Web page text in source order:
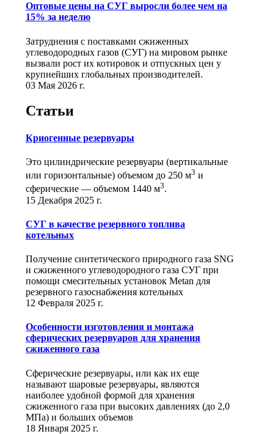
Оптовые цены на СУГ выросли более чем на
15% за неделю
Затруднения с поставками сжиженных
углеводородных газов (СУГ) на мировом рынке
вызвали рост их котировок и отпускных цен у
крупнейших глобальных производителей.
03 Мая 2026 г.
Статьи
Криогенные резервуары
Это цилиндрические резервуары (вертикальные
или горизонтальные) объемом до 250 м3 и
сферические ― объемом 1440 м3.
15 Декабря 2025 г.
СУГ в качестве резервного топлива
котельных
Получение синтетического природного газа SNG
и сжиженного углеводородного газа СУГ при
помощи смесительных установок Metan для
резервного газоснабжения котельных
12 Февраля 2025 г.
Особенности изготовления и монтажа
сферических резервуаров для хранения
сжиженного газа
Сферические резервуары, или как их еще
называют шаровые резервуары, являются
наиболее удобной формой для хранения
сжиженного газа при высоких давлениях (до 2,0
МПа) и больших объемов
18 Января 2025 г.